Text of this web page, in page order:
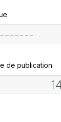
de publication